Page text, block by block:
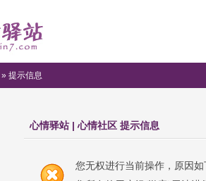
» 提示信息
心情驿站 | 心情社区 提示信息
您无权进行当前操作，原因如